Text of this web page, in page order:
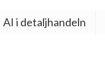
AI i detaljhandeln